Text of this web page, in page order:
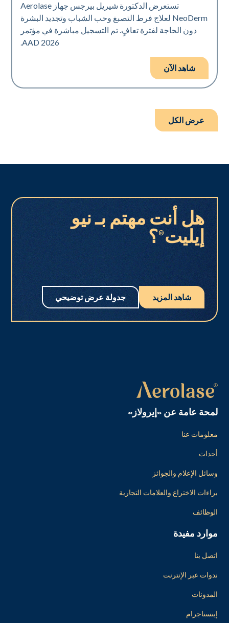
تستعرض الدكتورة شيريل بيرجس جهاز Aerolase
NeoDerm لعلاج فرط التصبغ وحب الشباب وتجديد البشرة
دون الحاجة لفترة تعافٍ. تم التسجيل مباشرة في مؤتمر
AAD 2026.
شاهد الآن
عرض الكل
هل أنت مهتم بـ نيو
إيليت®؟
شاهد المزيد جدولة عرض توضيحي
لمحة عامة عن «إيرولاز»
معلومات عنا
أحداث
وسائل الإعلام والجوائز
براءات الاختراع والعلامات التجارية
الوظائف
موارد مفيدة
اتصل بنا
ندوات عبر الإنترنت
المدونات
إينستاجرام